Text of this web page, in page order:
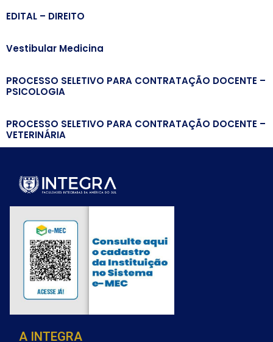
EDITAL – DIREITO
Vestibular Medicina
PROCESSO SELETIVO PARA CONTRATAÇÃO DOCENTE –
PSICOLOGIA
PROCESSO SELETIVO PARA CONTRATAÇÃO DOCENTE –
VETERINÁRIA
A INTEGRA